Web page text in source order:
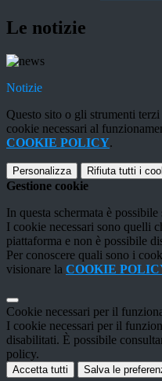
Le notizie
Notizie
Questo sito o gli strumenti
cookie necessari al
COOKIE POLICY.
Personalizza Rifiuta tutti i
Gestione cookie
In questa schermata è
I cookie necessari sono quelli
piattaforma e non è possibile
Per conoscere quali sono i
visionare la COOKIE
Cookie necessari per il
I cookie necessari per il
disabilitati. È possibile
policy.
Accetta tutti Salva le